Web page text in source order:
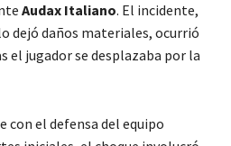
Audax Italiano. El incidente,
dejó daños materiales, ocurrió
el jugador se desplazaba por la
con el defensa del equipo